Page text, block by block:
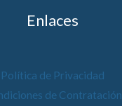
Enlaces
Política de Privacidad
de Contratación